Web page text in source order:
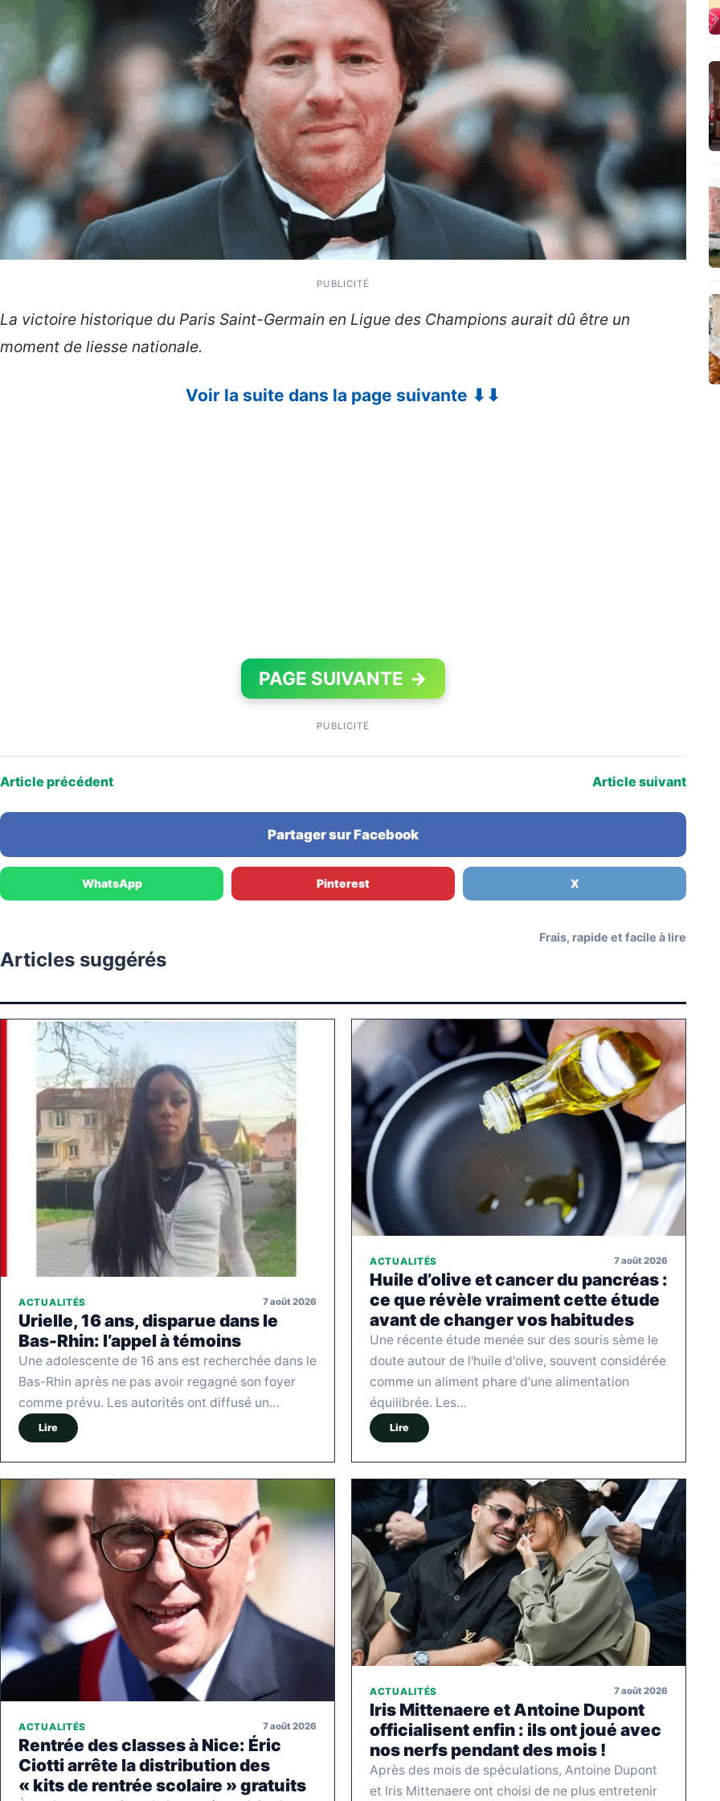
PUBLICITÉ
La victoire historique du Paris Saint-Germain en Ligue des Champions aurait dû être un
moment de liesse nationale.
Voir la suite dans la page suivante ⬇⬇
PAGE SUIVANTE →
PUBLICITÉ
Article précédent Article suivant
Partager sur Facebook
WhatsApp Pinterest X
Articles suggérés
Frais, rapide et facile à lire
ACTUALITÉS 7 août 2026
Urielle, 16 ans, disparue dans le
Bas-Rhin: l’appel à témoins
Une adolescente de 16 ans est recherchée dans le
Bas-Rhin après ne pas avoir regagné son foyer
comme prévu. Les autorités ont diffusé un…
Lire
ACTUALITÉS 7 août 2026
Huile d’olive et cancer du pancréas :
ce que révèle vraiment cette étude
avant de changer vos habitudes
Une récente étude menée sur des souris sème le
doute autour de l'huile d'olive, souvent considérée
comme un aliment phare d'une alimentation
équilibrée. Les…
Lire
ACTUALITÉS 7 août 2026
Rentrée des classes à Nice: Éric
Ciotti arrête la distribution des
« kits de rentrée scolaire » gratuits
ACTUALITÉS 7 août 2026
Iris Mittenaere et Antoine Dupont
officialisent enfin : ils ont joué avec
nos nerfs pendant des mois !
Après des mois de spéculations, Antoine Dupont
et Iris Mittenaere ont choisi de ne plus entretenir